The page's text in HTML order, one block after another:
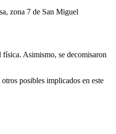
zona 7 de San Miguel
Asimismo, se decomisaron
posibles implicados en este